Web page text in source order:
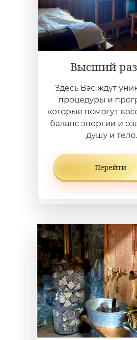
Высший
Здесь Вас ждут
процедуры и
которые помогут
баланс энергии и
душу и тело.
Перейти